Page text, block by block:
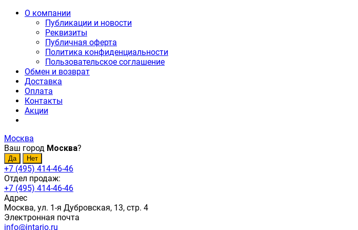
О компании
Публикации и новости
Реквизиты
Публичная оферта
Политика конфиденциальности
Пользовательское соглашение
Обмен и возврат
Доставка
Оплата
Контакты
Акции
Москва
Ваш город Москва?
+7 (495) 414-46-46
Отдел продаж:
+7 (495) 414-46-46
Адрес
Москва, ул. 1-я Дубровская, 13, стр. 4
Электронная почта
info@intario.ru